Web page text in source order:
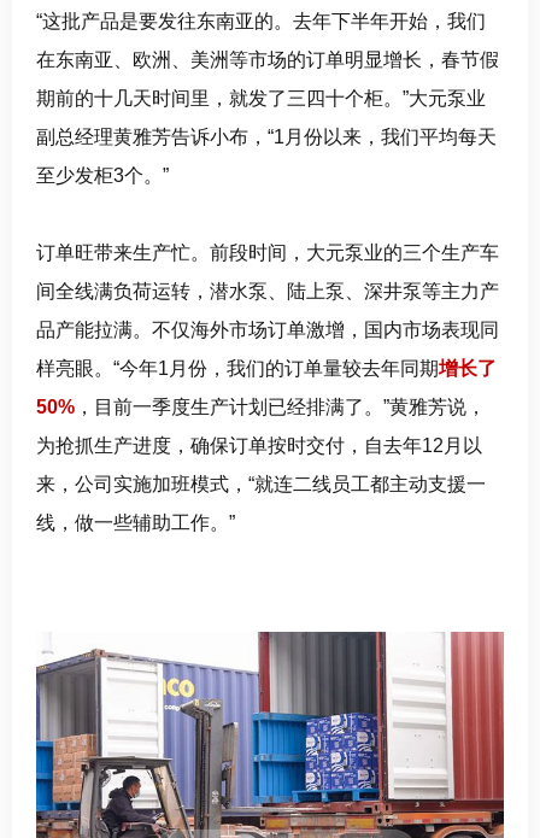
“这批产品是要发往东南亚的。去年下半年开始，我们
在东南亚、欧洲、美洲等市场的订单明显增长，春节假
期前的十几天时间里，就发了三四十个柜。”大元泵业
副总经理黄雅芳告诉小布，“1月份以来，我们平均每天
至少发柜3个。”
订单旺带来生产忙。 前段时间，大元泵业的三个生产车
间全线满负荷运转，潜水泵、陆上泵、深井泵等主力产
品产能拉满。 不仅海外市场订单激增，国内市场表现同
样亮眼。“今年1月份， 我们的订单量较去年同期增长了
50% ，目前一季度生产计划已经排满了。”黄雅芳说，
为抢抓生产进度，确保订单按时交付， 自去年12月以
来，公司 实施加班模式，“就连二线员工都主动支援一
线，做一些辅助工作。”